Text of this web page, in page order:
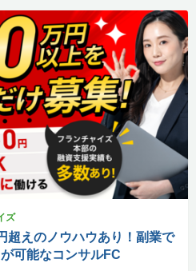
ズ
超えのノウハウあり！副業で
可能なコンサルFC